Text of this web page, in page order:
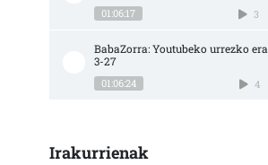
01:06:17 3
BabaZorra: Youtubeko urrezko
3-27
01:06:24 4
Irakurrienak